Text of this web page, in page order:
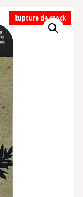
Rupture de stock